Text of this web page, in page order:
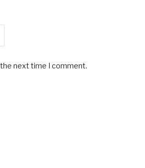
next time I comment.